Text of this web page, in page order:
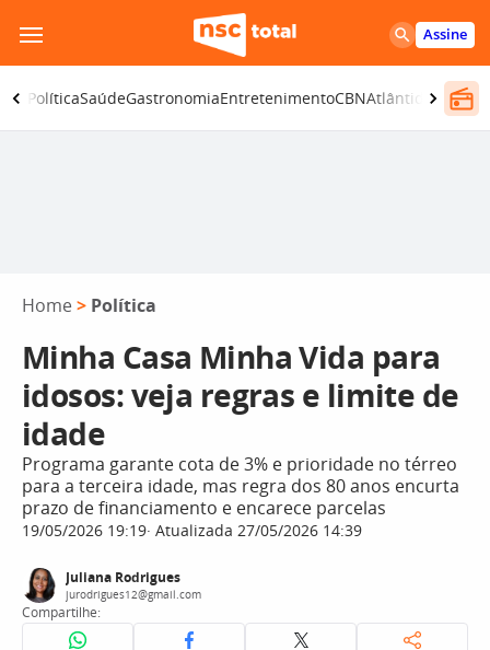
para
o
conteúdo
Assine
PolíticaSaúdeGastronomiaEntretenimentoCBNAtlântida SC
Home > Política
Minha Casa Minha Vida para
idosos: veja regras e limite de
idade
Programa garante cota de 3% e prioridade no térreo
para a terceira idade, mas regra dos 80 anos encurta
prazo de financiamento e encarece parcelas
19/05/2026 19:19 Atualizada 27/05/2026 14:39
Juliana Rodrigues
jurodrigues12@gmail.com
Compartilhe: